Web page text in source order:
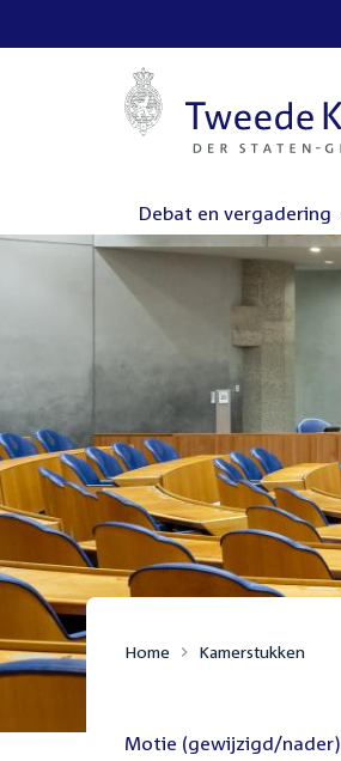
Debat en vergadering
Home Kamerstukken
Motie (gewijzigd/nader)